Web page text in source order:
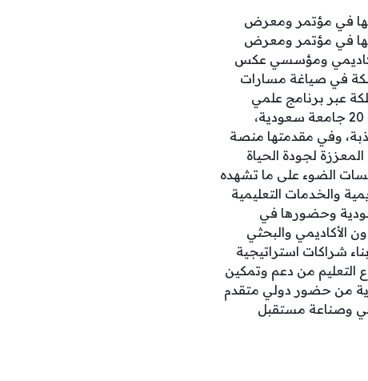
في مؤتمر ومعرض
مشاركتها في مؤتمر ومعرض
بحضور أكاديمي ومؤسسي عكس
في صياغة مسارات
عبر برنامج علمي
وتفاعلي متكامل، تضمن عددا من ورش العمل والجلسات التعريفية بمشاركة ممثلين من 20 جامعة سعودية،
وفي مقدمتها منصة
لجودة الحياة
الضوء على ما تشهده
والخدمات التعليمية
الجامعات السعودية وحضورها في
الأكاديمي والبحثي
شراكات استراتيجية
التعليم من دعم وتمكين
به الجامعات السعودية من حضور دولي متقدم
وصناعة مستقبل